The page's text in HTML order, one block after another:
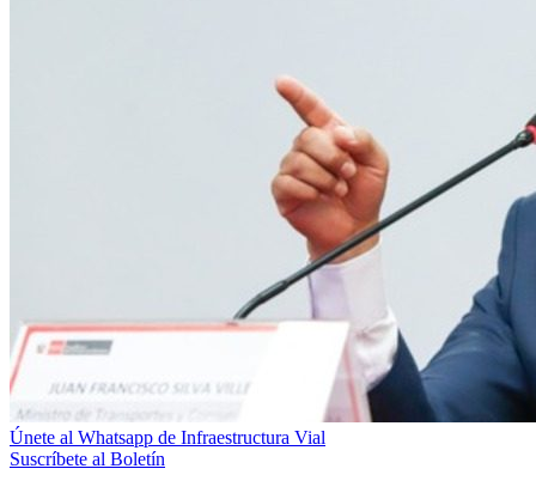
Únete al Whatsapp de Infraestructura Vial
Suscríbete al Boletín